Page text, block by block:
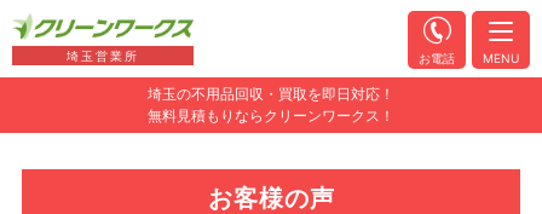
埼玉の不用品回収・買取を即日対応！
無料見積もりならクリーンワークス！
埼玉営業所 お電話 MENU
お客様の声